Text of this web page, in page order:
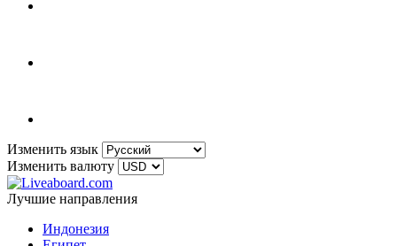
Изменить язык
Изменить валюту
Лучшие направления
Индонезия